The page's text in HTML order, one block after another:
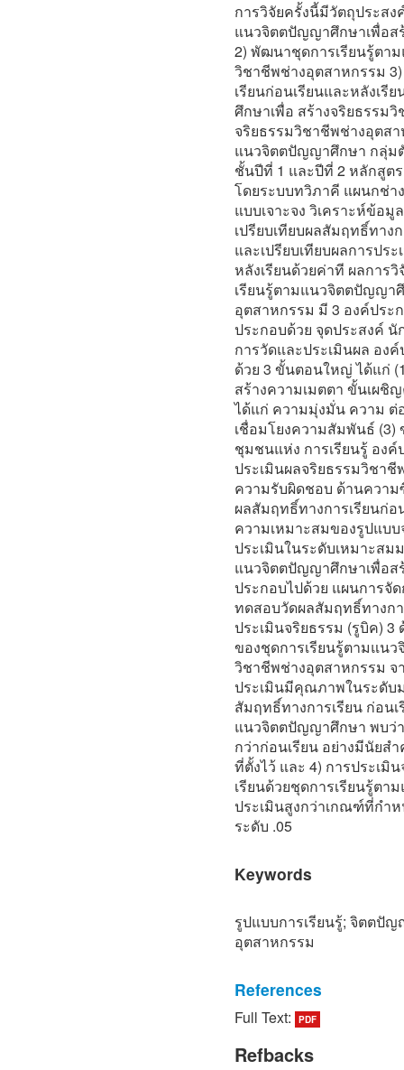
การวิจัยครั้งนี้มีวัตถุประส
แนวจิตตปัญญาศึกษาเพื่อส
2) พัฒนาชุดการเรียนรู้ตา
วิชาชีพช่างอุตสาหกรรม
เรียนก่อนเรียนและหลังเ
ศึกษาเพื่อ สร้างจริยธรรม
จริยธรรมวิชาชีพช่างอุตส
แนวจิตตปัญญาศึกษา กลุ่ม
ชั้นปีที่ 1 และปีที่ 2 หลักสูต
โดยระบบทวิภาคี แผนกช่า
แบบเจาะจง วิเคราะห์ข้อ
เปรียบเทียบผลสัมฤทธิ์ทาง
และเปรียบเทียบผลการปร
หลังเรียนด้วยค่าที ผลการ
เรียนรู้ตามแนวจิตตปัญญา
อุตสาหกรรม มี 3 องค์ประ
ประกอบด้วย จุดประสงค์
การวัดและประเมินผล อง
ด้วย 3 ขั้นตอนใหญ่ ได้แก่
สร้างความเมตตา ขั้นเผชิ
ได้แก่ ความมุ่งมั่น ความ ต่
เชื่อมโยงความสัมพันธ์ (3)
ชุมชนแห่ง การเรียนรู้ อง
ประเมินผลจริยธรรมวิชา
ความรับผิดชอบ ด้านควา
ผลสัมฤทธิ์ทางการเรียนก่อ
ความเหมาะสมของรูปแบ
ประเมินในระดับเหมาะส
แนวจิตตปัญญาศึกษาเพื่อส
ประกอบไปด้วย แผนการจั
ทดสอบวัดผลสัมฤทธิ์ทางก
ประเมินจริยธรรม (รูบิค)
ของชุดการเรียนรู้ตามแน
วิชาชีพช่างอุตสาหกรรม จ
ประเมินมีคุณภาพในระดับ
สัมฤทธิ์ทางการเรียน ก่อน
แนวจิตตปัญญาศึกษา พบว่า
กว่าก่อนเรียน อย่างมีนัยสํ
ที่ตั้งไว้ และ 4) การประเ
เรียนด้วยชุดการเรียนรู้ต
ประเมินสูงกว่าเกณฑ์ที่กํา
ระดับ .05
Keywords
รูปแบบการเรียนรู้; จิตตปั
อุตสาหกรรม
References
[1] Mongkon Ratchabutr.
dual vocational
Full Text: PDF
Refbacks